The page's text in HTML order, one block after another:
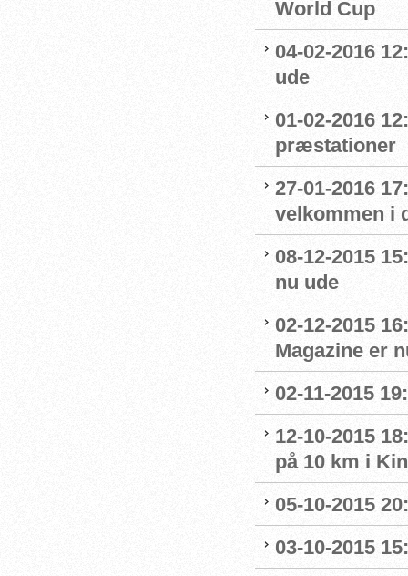
World Cup
04-02-2016
ude
01-02-2016
præstationer
27-01-2016
velkommen i
08-12-2015
nu ude
02-12-2015
Magazine er
02-11-2015
12-10-2015
på 10 km i
05-10-2015
03-10-2015